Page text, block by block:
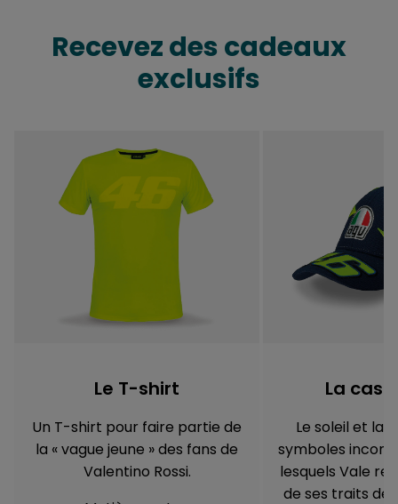
Recevez des cadeaux
exclusifs
Le T-shirt
Un T-shirt pour faire partie de
la « vague jeune » des fans de
Valentino Rossi.
La
Le soleil et la
symboles
lesquels Vale
de ses traits de